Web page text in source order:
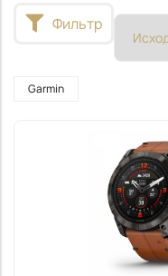
Фильтр
Garmin